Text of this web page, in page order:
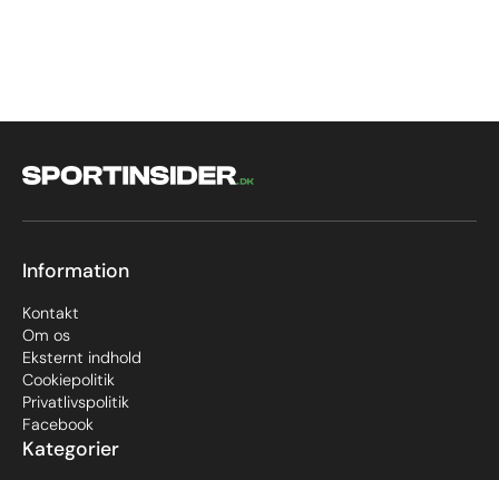
Kategorier
Information
Kontakt
Om os
Eksternt indhold
Cookiepolitik
Privatlivspolitik
Facebook